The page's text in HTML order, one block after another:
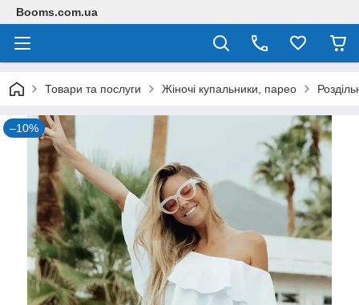
Booms.com.ua
Товари та послуги Жіночі купальники, парео
–10%